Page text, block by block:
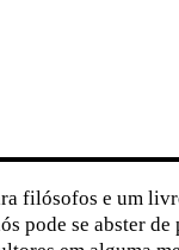
filósofos e um
pode se abster de